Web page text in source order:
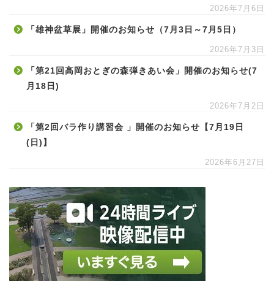
2026年7月6日
「雄神盆草展」開催のお知らせ（7月3日～7月5日）
2026年7月3日
「第21回高岡おとぎの森弾きあい会」開催のお知らせ(7
月18日)
2026年7月2日
「第2回バラ作り講習会 」開催のお知らせ【7月19日
(日)】
2026年6月27日